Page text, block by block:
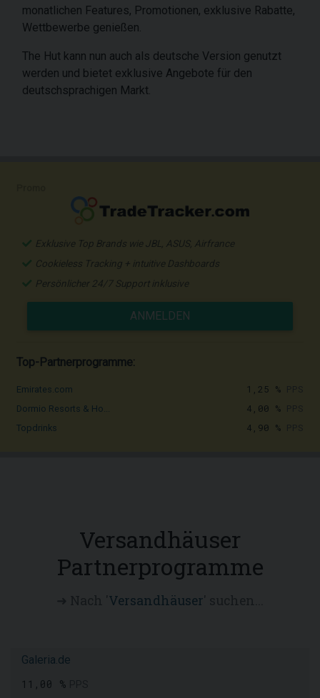
monatlichen Features, Promotionen, exklusive Rabatte,
Wettbewerbe genießen.
The Hut kann nun auch als deutsche Version genutzt
werden und bietet exklusive Angebote für den
deutschsprachigen Markt.
Exklusive Top Brands wie JBL, ASUS, Airfrance
Cookieless Tracking + intuitive Dashboards
Persönlicher 24/7 Support inklusive
ANMELDEN
Top-Partnerprogramme:
Emirates.com 1,25 %
Dormio Resorts & Ho... 4,00 %
Topdrinks 4,90 %
Versandhäuser
Partnerprogramme
Versandhäuser
Galeria.de
11,00 %